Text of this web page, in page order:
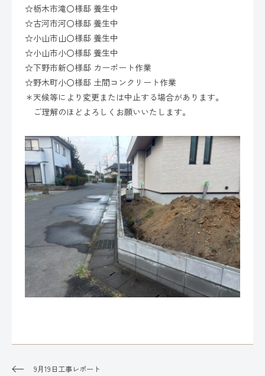
☆栃木市滝〇様邸 養生中
☆古河市河〇様邸 養生中
☆小山市山〇様邸 養生中
☆小山市小〇様邸 養生中
☆下野市新〇様邸 カーポート作業
☆野木町小〇様邸 土間コンクリート作業
＊天候等により変更または中止する場合があります。
ご理解のほどよろしくお願いいたします。
9月19日工事レポート